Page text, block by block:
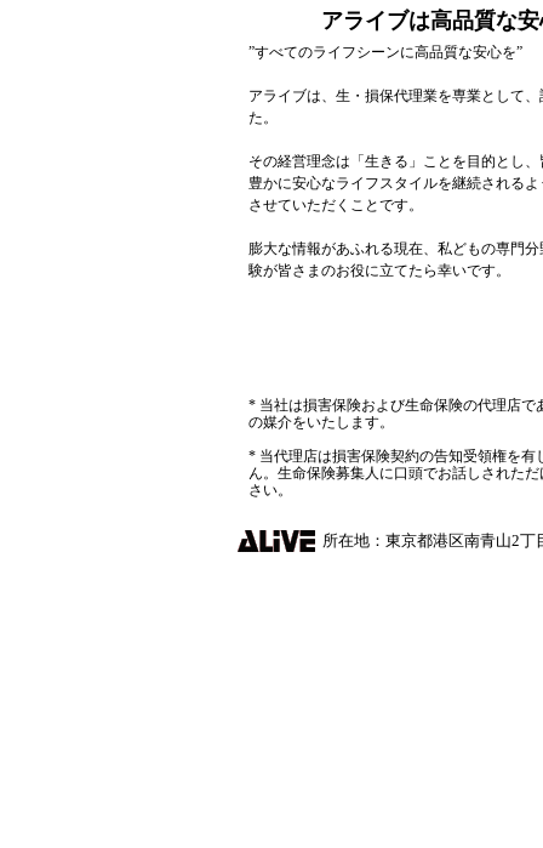
アライブは高品質な
”すべてのライフシーンに高品質な安心を”
アライブは、生・損保代理業を専業として
た。
その経営理念は「生きる」ことを目的とし
豊かに安心なライフスタイルを継続される
させていただくことです。
膨大な情報があふれる現在、私どもの専門
験が皆さまのお役に立てたら幸いです。
* 当社は損害保険および生命保険の代理店
の媒介をいたします。
* 当代理店は損害保険契約の告知受領権を
ん。生命保険募集人に口頭でお話しされた
さい。
所在地：東京都港区南青山2